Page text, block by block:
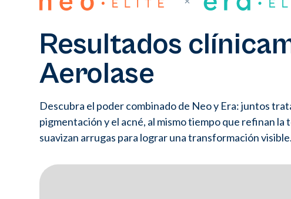
Resultados
Aerolase
Descubra el poder combinado de Neo y Era: juntos
pigmentación y el acné, al mismo tiempo que refinan
suavizan arrugas para lograr una transformación visible.